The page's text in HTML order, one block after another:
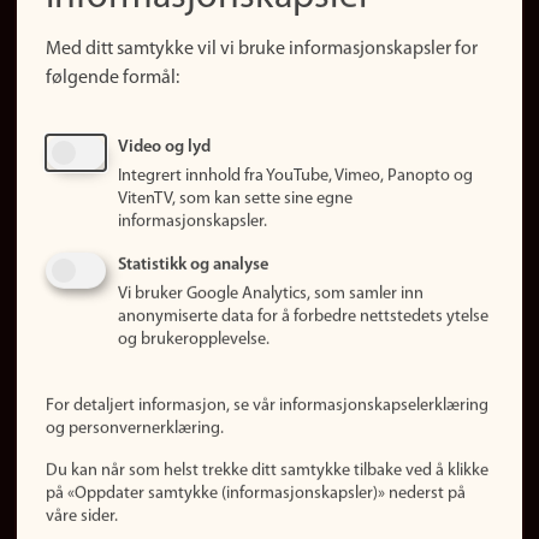
Finn studier
Ledige stillinger
Om nettstedet
Informasjonskapsler
Personvern
Logg inn
Med ditt samtykke vil vi bruke informasjonskapsler for
følgende formål:
Video og lyd
Integrert innhold fra YouTube, Vimeo, Panopto og
VitenTV, som kan sette sine egne
informasjonskapsler.
Statistikk og analyse
Vi bruker Google Analytics, som samler inn
anonymiserte data for å forbedre nettstedets ytelse
og brukeropplevelse.
For detaljert informasjon, se vår informasjonskapselerklæring
og personvernerklæring.
Du kan når som helst trekke ditt samtykke tilbake ved å klikke
på «Oppdater samtykke (informasjonskapsler)» nederst på
våre sider.